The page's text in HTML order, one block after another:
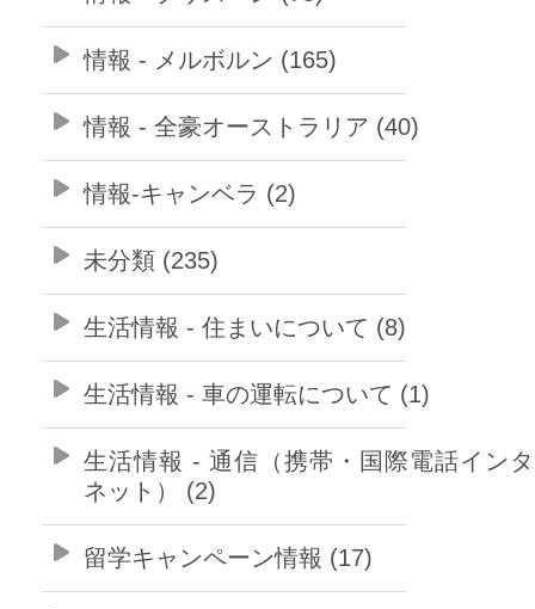
情報 - メルボルン (165)
情報 - 全豪オーストラリア (40)
情報-キャンベラ (2)
未分類 (235)
生活情報 - 住まいについて (8)
生活情報 - 車の運転について (1)
生活情報 - 通信（携帯・国際電話イン
ネット） (2)
留学キャンペーン情報 (17)